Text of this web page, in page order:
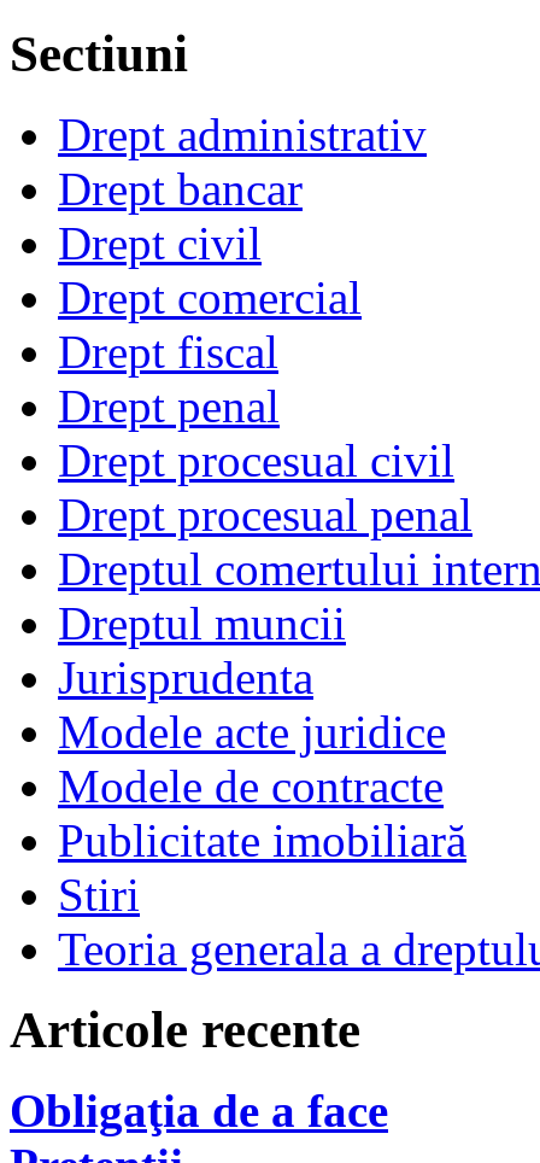
Sectiuni
Drept administrativ
Drept bancar
Drept civil
Drept comercial
Drept fiscal
Drept penal
Drept procesual civil
Drept procesual penal
Dreptul comertului
Dreptul muncii
Jurisprudenta
Modele acte juridice
Modele de contracte
Publicitate imobiliară
Stiri
Teoria generala a
Articole recente
Obligaţia de a face